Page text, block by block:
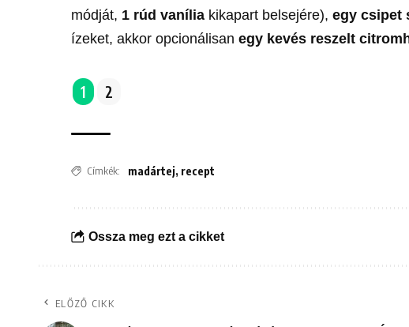
módját, 1 rúd vanília kikapart belsejére),egy csipet
ízeket, akkor opcionálisanegy kevés reszelt
1 2
Címkék: madártej, recept
Ossza meg ezt a cikket
ELŐZŐ CIKK